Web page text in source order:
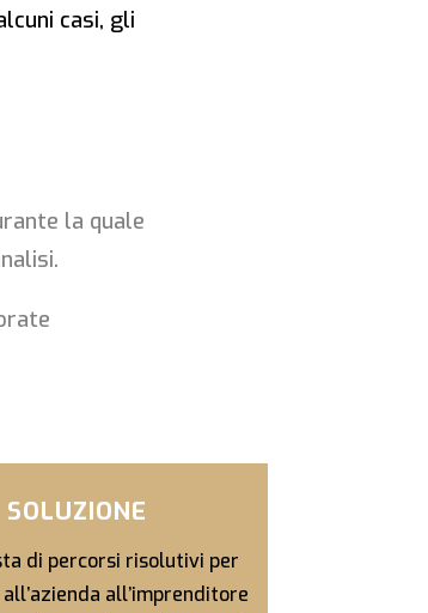
casi, gli
la quale
SOLUZIONE
di percorsi risolutivi per
all’imprenditore